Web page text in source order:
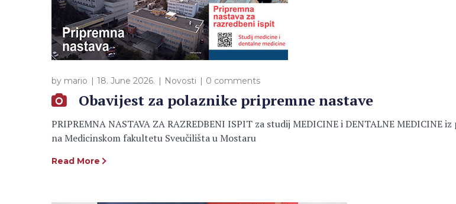
by mario 18. June 2026. Novosti 0 comments
Obavijest za polaznike pripremne nastave
PRIPREMNA NASTAVA ZA RAZREDBENI ISPIT za studij MEDICINE i DENTALNE
na Medicinskom fakultetu Sveučilišta u Mostaru
Read More